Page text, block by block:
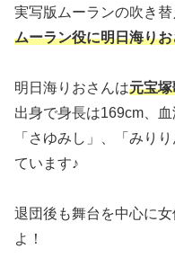
実写版ムーランの吹き替
ムーラン役に明日海り
明日海りおさんは元宝
出身で身長は169cm、
「さゆみし」、「みり
ています♪
退団後も舞台を中心に
よ！